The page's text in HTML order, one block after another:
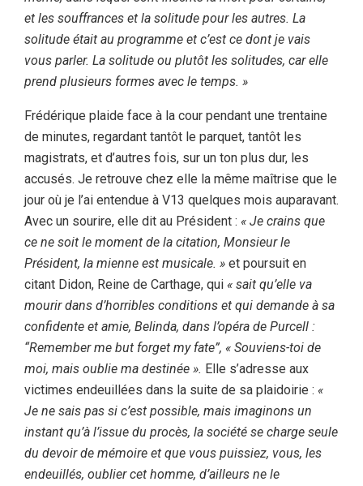
et les souffrances et la solitude pour les autres. La
solitude était au programme et c’est ce dont je vais
vous parler. La solitude ou plutôt les solitudes, car elle
prend plusieurs formes avec le temps. »
Frédérique plaide face à la cour pendant une trentaine
de minutes, regardant tantôt le parquet, tantôt les
magistrats, et d’autres fois, sur un ton plus dur, les
accusés. Je retrouve chez elle la même maîtrise que le
jour où je l’ai entendue à V13 quelques mois auparavant.
Avec un sourire, elle dit au Président : « Je crains que
ce ne soit le moment de la citation, Monsieur le
Président, la mienne est musicale. » et poursuit en
citant Didon, Reine de Carthage, qui « sait qu’elle va
mourir dans d’horribles conditions et qui demande à sa
confidente et amie, Belinda, dans l’opéra de Purcell :
“Remember me but forget my fate”, « Souviens-toi de
moi, mais oublie ma destinée ». Elle s’adresse aux
victimes endeuillées dans la suite de sa plaidoirie : «
Je ne sais pas si c’est possible, mais imaginons un
instant qu’à l’issue du procès, la société se charge seule
du devoir de mémoire et que vous puissiez, vous, les
endeuillés, oublier cet homme, d’ailleurs ne le